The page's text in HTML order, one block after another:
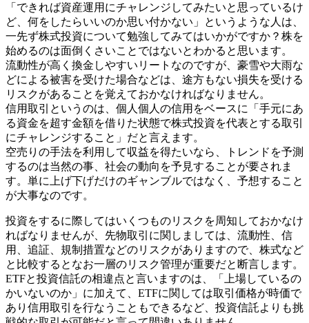
「できれば資産運用にチャレンジしてみたいと思っているけ
ど、何をしたらいいのか思い付かない」というような人は、
一先ず株式投資について勉強してみてはいかがですか？株を
始めるのは面倒くさいことではないとわかると思います。
流動性が高く換金しやすいリートなのですが、豪雪や大雨な
どによる被害を受けた場合などは、途方もない損失を受ける
リスクがあることを覚えておかなければなりません。
信用取引というのは、個人個人の信用をベースに「手元にあ
る資金を超す金額を借りた状態で株式投資を代表とする取引
にチャレンジすること」だと言えます。
空売りの手法を利用して収益を得たいなら、トレンドを予測
するのは当然の事、社会の動向を予見することが要されま
す。単に上げ下げだけのギャンブルではなく、予想すること
が大事なのです。
投資をするに際してはいくつものリスクを周知しておかなけ
ればなりませんが、先物取引に関しましては、流動性、信
用、追証、規制措置などのリスクがありますので、株式など
と比較するとなお一層のリスク管理が重要だと断言します。
ETFと投資信託の相違点と言いますのは、「上場しているの
かいないのか」に加えて、ETFに関しては取引価格が時価で
あり信用取引を行なうこともできるなど、投資信託よりも挑